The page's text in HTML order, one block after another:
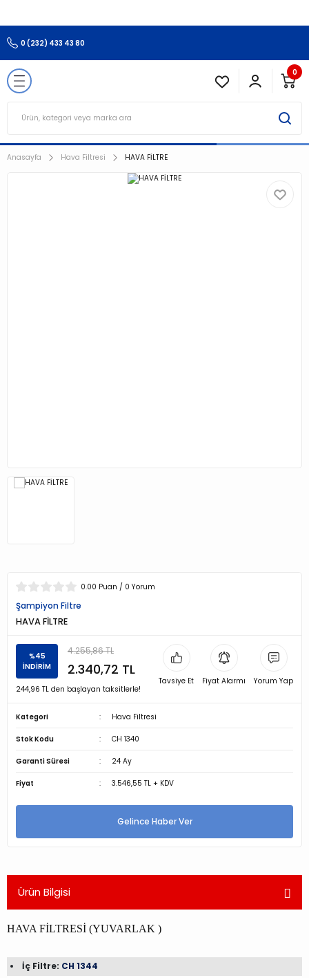
0 (232) 433 43 80
0
Anasayfa Hava Filtresi HAVA FİLTRE
0.00 Puan / 0 Yorum
Şampiyon Filtre
HAVA FİLTRE
%45
İNDİRİM
4.255,86 TL
2.340,72 TL
244,96 TL den başlayan taksitlerle!
Tavsiye Et Fiyat Alarmı Yorum Yap
Kategori Hava Filtresi
Stok Kodu CH 1340
Garanti Süresi 24 Ay
Fiyat 3.546,55 TL + KDV
Gelince Haber Ver
Ürün Bilgisi
HAVA FİLTRESİ (YUVARLAK )
İç Filtre: CH 1344